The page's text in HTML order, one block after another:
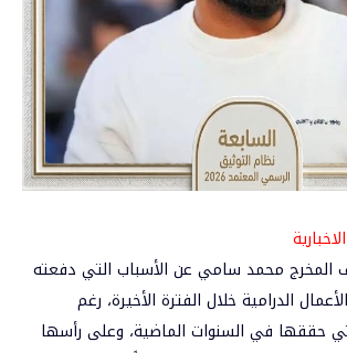
محمد سامي عن الأسباب التي دفعته
الدرامية خلال الفترة الأخيرة، رغم
حققها في السنوات الماضية، وعلى رأسها